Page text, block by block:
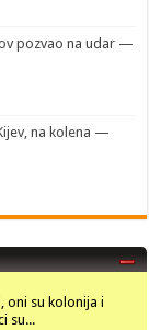
pozvao na udar —
na kolena —
oni su kolonija i
su...